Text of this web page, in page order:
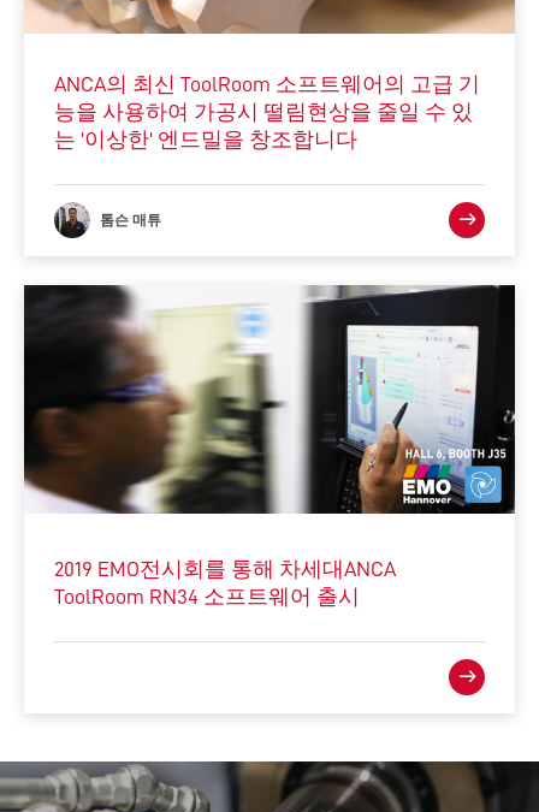
ANCA의 최신 ToolRoom 소프트웨어의 고급 기
능을 사용하여 가공시 떨림현상을 줄일 수 있
는 '이상한' 엔드밀을 창조합니다
톰슨 매튜
2019 EMO전시회를 통해 차세대ANCA
ToolRoom RN34 소프트웨어 출시